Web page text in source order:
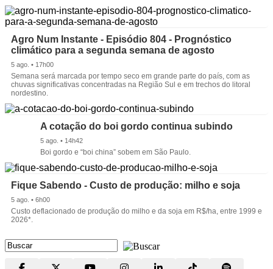
Agro Num Instante - Episódio 804 - Prognóstico
climático para a segunda semana de agosto
5 ago. • 17h00
Semana será marcada por tempo seco em grande parte do país, com as
chuvas significativas concentradas na Região Sul e em trechos do litoral
nordestino.
A cotação do boi gordo continua subindo
5 ago. • 14h42
Boi gordo e “boi china” sobem em São Paulo.
Fique Sabendo - Custo de produção: milho e soja
5 ago. • 6h00
Custo deflacionado de produção do milho e da soja em R$/ha, entre 1999 e
2026*.